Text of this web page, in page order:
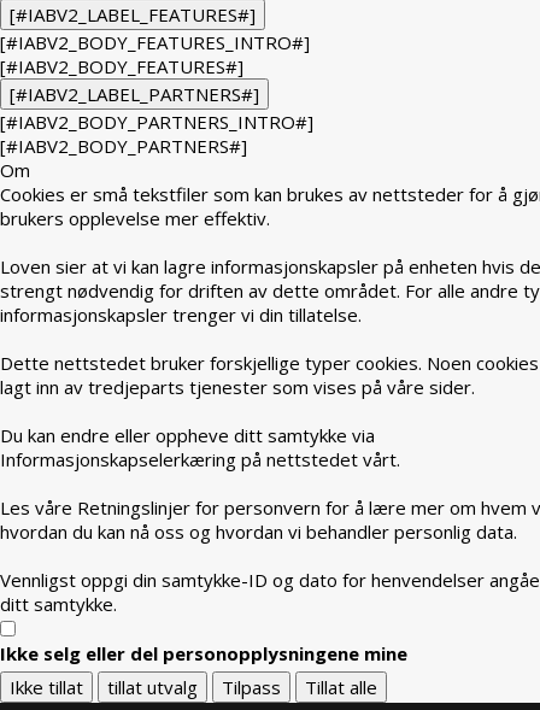
[#IABV2_LABEL_FEATURES#]
[#IABV2_BODY_FEATURES_INTRO#]
[#IABV2_BODY_FEATURES#]
[#IABV2_LABEL_PARTNERS#]
[#IABV2_BODY_PARTNERS_INTRO#]
[#IABV2_BODY_PARTNERS#]
Om
Cookies er små tekstfiler som kan brukes av nettsteder for å
brukers opplevelse mer effektiv.
Loven sier at vi kan lagre informasjonskapsler på enheten hvis
strengt nødvendig for driften av dette området. For alle andre
informasjonskapsler trenger vi din tillatelse.
Dette nettstedet bruker forskjellige typer cookies. Noen
lagt inn av tredjeparts tjenester som vises på våre sider.
Du kan endre eller oppheve ditt samtykke via
Informasjonskapselerkæring på nettstedet vårt.
Les våre Retningslinjer for personvern for å lære mer om hvem
hvordan du kan nå oss og hvordan vi behandler personlig data.
Vennligst oppgi din samtykke-ID og dato for henvendelser
ditt samtykke.
Ikke selg eller del personopplysningene mine
Ikke tillat
tillat utvalg Tilpass Tillat alle